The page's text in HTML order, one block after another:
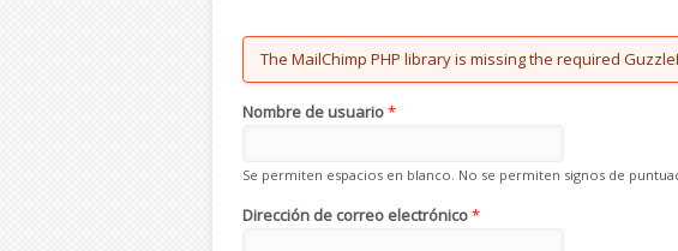
Error message
The MailChimp PHP library is missing the required
Nombre de usuario*
Se permiten espacios en blanco. No se permiten signos de
Dirección de correo electrónico*